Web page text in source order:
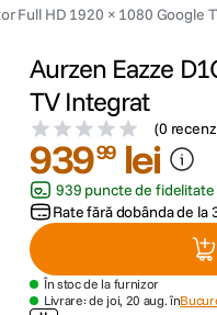
Full HD 1920 × 1080 Google
Aurzen Eazze
TV Integrat
(0
93999 lei
939 puncte de fidelitate
Rate fără dobânda de la
În stoc de la furnizor
Livrare: de joi, 20 aug. în